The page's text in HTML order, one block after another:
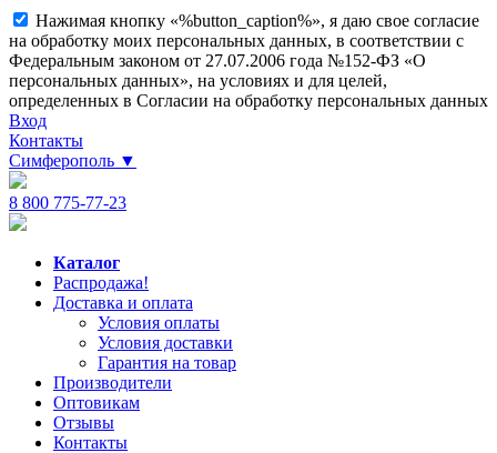
Нажимая кнопку «%button_caption%», я даю свое согласие
на обработку моих персональных данных, в соответствии с
Федеральным законом от 27.07.2006 года №152-ФЗ «О
персональных данных», на условиях и для целей,
определенных в Согласии на обработку персональных данных
Вход
Контакты
Симферополь ▼
8 800 775-77-23
Каталог
Распродажа!
Доставка и оплата
Условия оплаты
Условия доставки
Гарантия на товар
Производители
Оптовикам
Отзывы
Контакты